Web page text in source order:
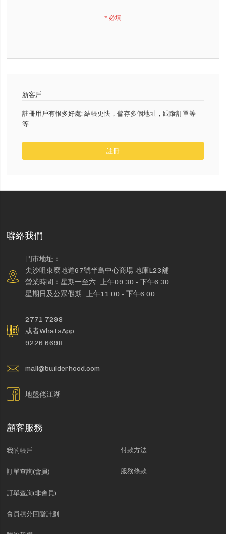
新客戶
註冊用戶有很多好處: 結帳更快，儲存多個地址，跟蹤訂單等
等...
註冊
聯絡我們
門市地址：
尖沙咀東麼地道67號半島中心商場 地庫L23舖
營業時間：星期一至六 : 上午09:30 - 下午6:30
星期日及公眾假期 : 上午11:00 - 下午6:00
2771 7298
或者WhatsApp
9226 6698
mall@builderhood.com
地盤佬江湖
顧客服務
我的帳戶
訂單查詢(會員)
訂單查詢(非會員)
會員積分回贈計劃
付款方法
服務條款